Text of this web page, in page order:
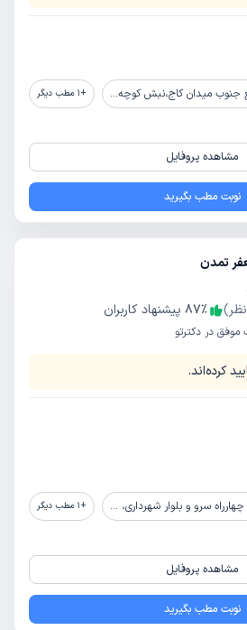
16، جنب بانک کارآفرین، ساختمان کاج، طبقه چهارم، واحد16 +
1 مطب دیگر
مشاهده پروفایل
نوبت مطب بگیرید
تمدن
نظر) 87٪
پیشنهاد کاربران
موفق در دکترتو
کرده‌اند.
بلوار شهرداری، خیابان ریاضی بخشایش، پلاک 4 +
1 مطب دیگر
مشاهده پروفایل
نوبت مطب بگیرید